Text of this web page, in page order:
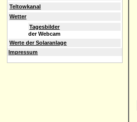
Teltowkanal
Wetter
Tagesbilder
der Webcam
Werte der Solaranlage
Impressum